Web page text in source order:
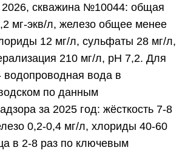
скважина №10044: общая
мг-экв/л, железо общее менее
12 мг/л, сульфаты 28 мг/л,
210 мг/л, pH 7,2. Для
водопроводная вода в
по данным
за 2025 год: жёсткость 7-8
0,2-0,4 мг/л, хлориды 40-60
в 2-8 раз по ключевым